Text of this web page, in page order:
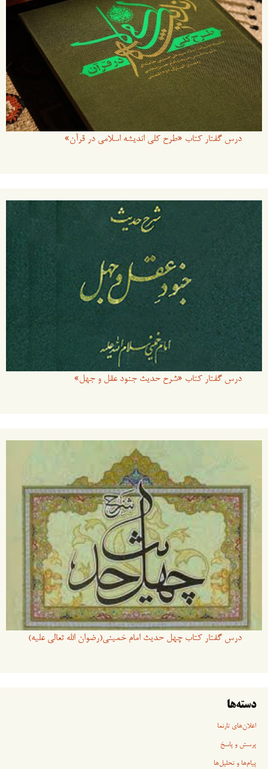
درس گفتار کتاب «طرح کلی اندیشه اسلامی در قرآن»
درس گفتار کتاب «شرح حدیث جنود عقل و جهل»
درس گفتار کتاب چهل حدیث امام خمینی(رضوان الله تعالی علیه)
دسته‌ها
اعلان‌های تارنما
پرسش و پاسخ
پیام‌ها و تحلیل‌ها